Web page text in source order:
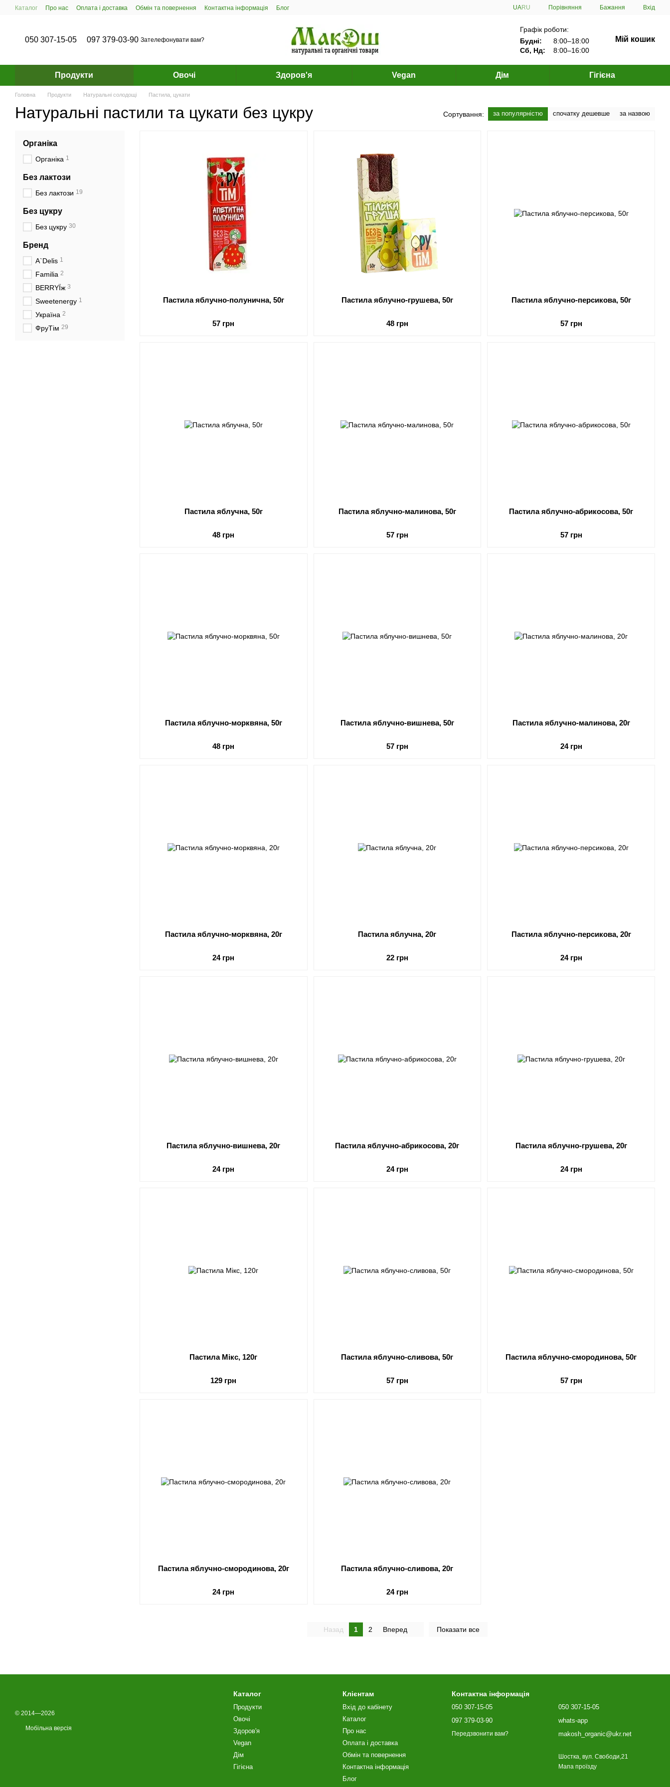
Перейти до основного контенту
Каталог Про нас Оплата і доставка Обмін та повернення Контактна інформація Блог UARU Порівняння Бажання Вхід
050 307-15-05 097 379-03-90 Зателефонувати вам?
Графік роботи:
Будні:
8:00–18:00
Сб, Нд:
8:00–16:00
Мій кошик
Продукти Овочі Здоров'я Vegan Дім Гігієна
Головна Продукти Натуральні солодощі Пастила, цукати
Натуральні пастили та цукати без цукру Сортування: за популярністю спочатку дешевше за назвою
Пастила яблучно-полунична, 50г
57 грн
Пастила яблучно-грушева, 50г
48 грн
Пастила яблучно-персикова, 50г
57 грн
Пастила яблучна, 50г
48 грн
Пастила яблучно-малинова, 50г
57 грн
Пастила яблучно-абрикосова, 50г
57 грн
Пастила яблучно-морквяна, 50г
48 грн
Пастила яблучно-вишнева, 50г
57 грн
Пастила яблучно-малинова, 20г
24 грн
Пастила яблучно-морквяна, 20г
24 грн
Пастила яблучна, 20г
22 грн
Пастила яблучно-персикова, 20г
24 грн
Пастила яблучно-вишнева, 20г
24 грн
Пастила яблучно-абрикосова, 20г
24 грн
Пастила яблучно-грушева, 20г
24 грн
Пастила Мікс, 120г
129 грн
Пастила яблучно-сливова, 50г
57 грн
Пастила яблучно-смородинова, 50г
57 грн
Пастила яблучно-смородинова, 20г
24 грн
Пастила яблучно-сливова, 20г
24 грн
Назад 1 2 Вперед Показати все
Органіка
Органіка 1
Без лактози
Без лактози 19
Без цукру
Без цукру 30
Бренд
А`Delis 1
Familia 2
BERRYЇж 3
Sweetenergy 1
Україна 2
ФруТім 29
© 2014—2026
Мобільна версія
Каталог
Продукти
Овочі
Здоров'я
Vegan
Дім
Гігієна
Клієнтам
Вхід до кабінету
Каталог
Про нас
Оплата і доставка
Обмін та повернення
Контактна інформація
Блог
Контактна інформація
050 307-15-05
097 379-03-90
Передзвонити вам?
050 307-15-05
whats-app
makosh_organic@ukr.net
Шостка, вул. Свободи,21
Мапа проїзду